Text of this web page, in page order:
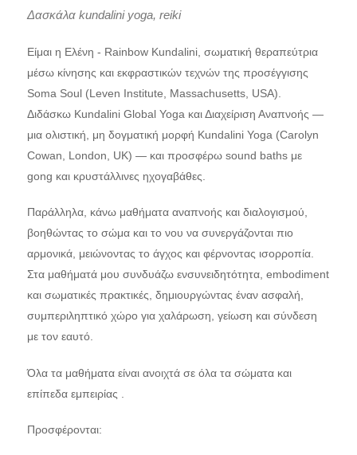
Δασκάλα kundalini yoga, reiki
Είμαι η Ελένη - Rainbow Kundalini, σωματική θεραπεύτρια
μέσω κίνησης και εκφραστικών τεχνών της προσέγγισης
Soma Soul (Leven Institute, Massachusetts, USA).
Διδάσκω Kundalini Global Yoga και Διαχείριση Αναπνοής —
μια ολιστική, μη δογματική μορφή Kundalini Yoga (Carolyn
Cowan, London, UK) — και προσφέρω sound baths με
gong και κρυστάλλινες ηχογαβάθες.
Παράλληλα, κάνω μαθήματα αναπνοής και διαλογισμού,
βοηθώντας το σώμα και το νου να συνεργάζονται πιο
αρμονικά, μειώνοντας το άγχος και φέρνοντας ισορροπία.
Στα μαθήματά μου συνδυάζω ενσυνειδητότητα, embodiment
και σωματικές πρακτικές, δημιουργώντας έναν ασφαλή,
συμπεριληπτικό χώρο για χαλάρωση, γείωση και σύνδεση
με τον εαυτό.
Όλα τα μαθήματα είναι ανοιχτά σε όλα τα σώματα και
επίπεδα εμπειρίας .
Προσφέρονται: